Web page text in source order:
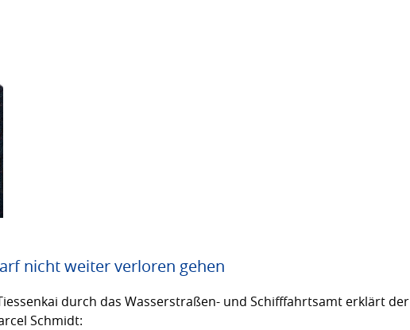
nicht weiter verloren gehen
durch das Wasserstraßen- und Schifffahrtsamt erklärt der
Schmidt: